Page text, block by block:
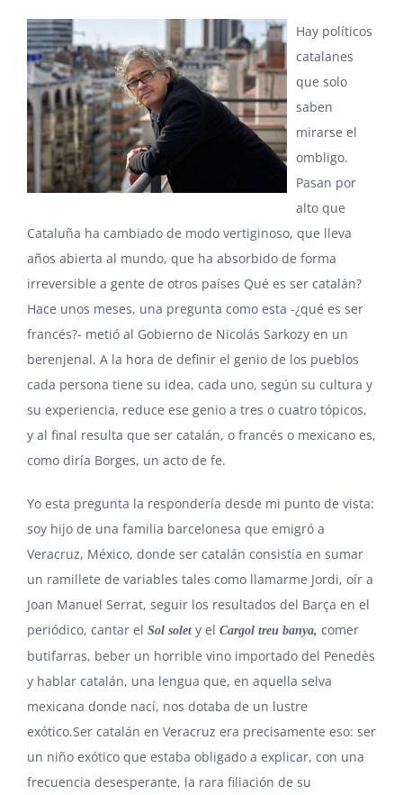
Hay políticos
catalanes
que solo
saben
mirarse el
ombligo.
Pasan por
alto que
Cataluña ha cambiado de modo vertiginoso, que lleva
años abierta al mundo, que ha absorbido de forma
irreversible a gente de otros países Qué es ser catalán?
Hace unos meses, una pregunta como esta -¿qué es ser
francés?- metió al Gobierno de Nicolás Sarkozy en un
berenjenal. A la hora de definir el genio de los pueblos
cada persona tiene su idea, cada uno, según su cultura y
su experiencia, reduce ese genio a tres o cuatro tópicos,
y al final resulta que ser catalán, o francés o mexicano es,
como diría Borges, un acto de fe.
Yo esta pregunta la respondería desde mi punto de vista:
soy hijo de una familia barcelonesa que emigró a
Veracruz, México, donde ser catalán consistía en sumar
un ramillete de variables tales como llamarme Jordi, oír a
Joan Manuel Serrat, seguir los resultados del Barça en el
periódico, cantar el Sol solet y el Cargol treu banya, comer
butifarras, beber un horrible vino importado del Penedès
y hablar catalán, una lengua que, en aquella selva
mexicana donde nací, nos dotaba de un lustre
exótico.Ser catalán en Veracruz era precisamente eso: ser
un niño exótico que estaba obligado a explicar, con una
frecuencia desesperante, la rara filiación de su